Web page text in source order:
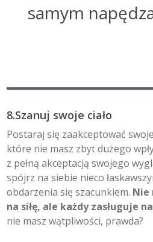
samym
8.Szanuj swoje ciało
Postaraj się zaakceptować
które nie masz zbyt dużego
z pełną akceptacją swojego
spójrz na siebie nieco
obdarzenia się szacunkiem. Nie
na siłę, ale każdy zasługuje
nie masz wątpliwości, prawda?